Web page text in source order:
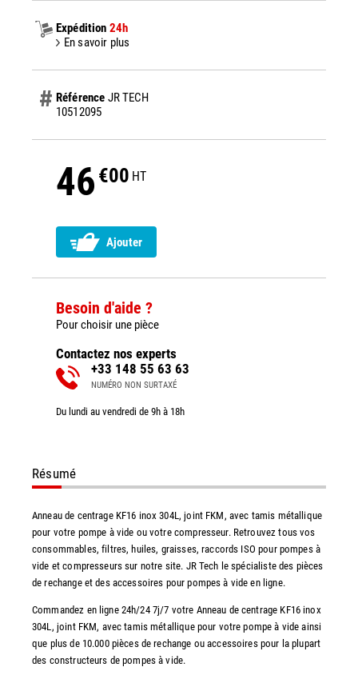
Expédition 24h
En savoir plus
Référence JR TECH
10512095
46 €00 HT
Ajouter
Besoin d'aide ?
Pour choisir une pièce
Contactez nos experts
+33 148 55 63 63
NUMÉRO NON SURTAXÉ
Du lundi au vendredi de 9h à 18h
Résumé
Anneau de centrage KF16 inox 304L, joint FKM, avec tamis métallique
pour votre pompe à vide ou votre compresseur. Retrouvez tous vos
consommables, filtres, huiles, graisses, raccords ISO pour pompes à
vide et compresseurs sur notre site. JR Tech le spécialiste des pièces
de rechange et des accessoires pour pompes à vide en ligne.
Commandez en ligne 24h/24 7j/7 votre Anneau de centrage KF16 inox
304L, joint FKM, avec tamis métallique pour votre pompe à vide ainsi
que plus de 10.000 pièces de rechange ou accessoires pour la plupart
des constructeurs de pompes à vide.